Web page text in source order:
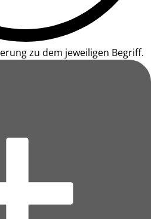
zu dem jeweiligen Begriff.